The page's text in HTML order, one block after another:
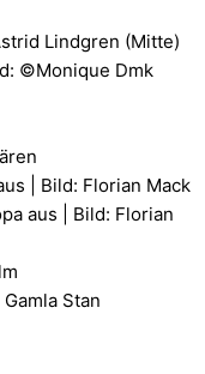
Lindgren (Mitte)
©Monique Dmk
| Bild: Florian Mack
aus | Bild: Florian
Stan